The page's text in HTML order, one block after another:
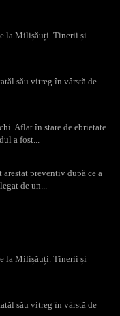
la Milișăuți. Tinerii și
său vitreg în vârstă de
Aflat în stare de ebrietate
a fost...
preventiv după ce a
de un...
la Milișăuți. Tinerii și
său vitreg în vârstă de